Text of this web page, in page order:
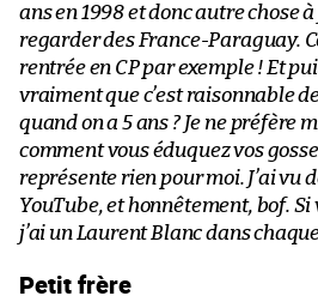
ans en 1998 et donc autre chose
regarder des France-Paraguay.
rentrée en CP par exemple ! Et
vraiment que c’est raisonnable
quand on a 5 ans ? Je ne préfère
comment vous éduquez vos
représente rien pour moi. J’ai vu
YouTube, et honnêtement, bof. Si
j’ai un Laurent Blanc dans
Petit frère